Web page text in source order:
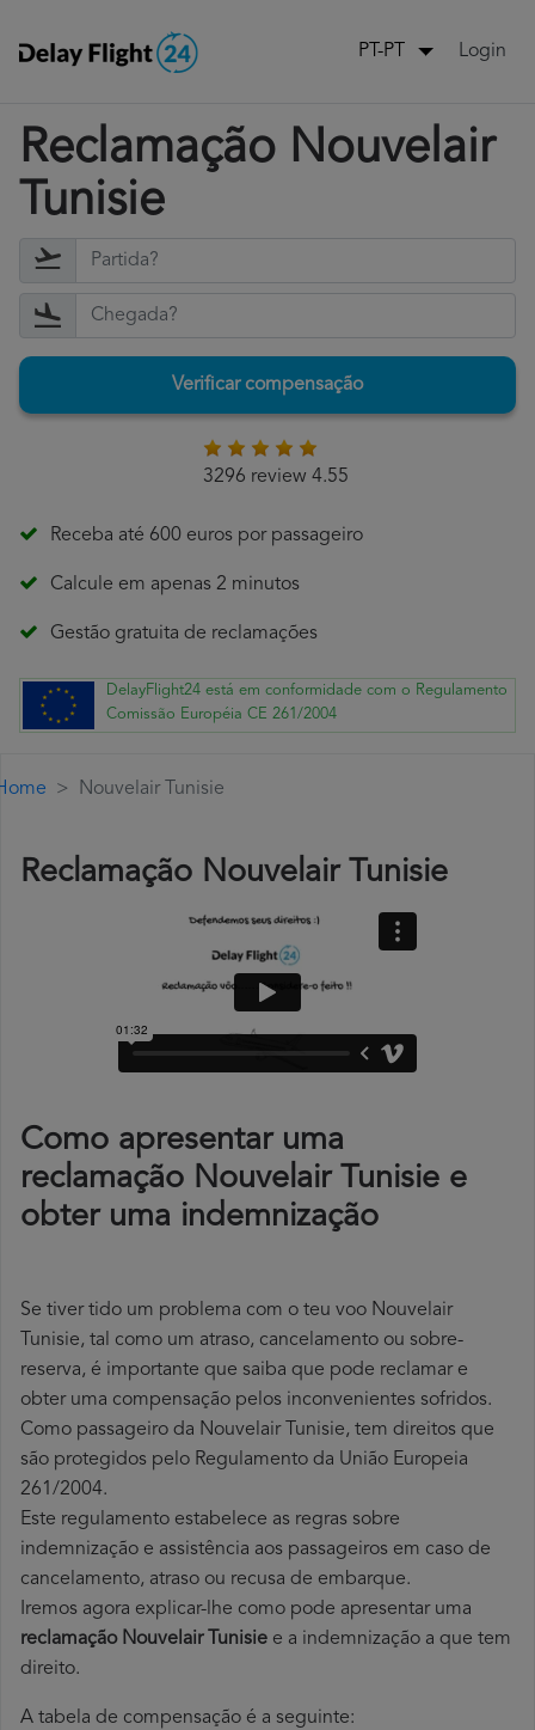
PT-PT Login
Reclamação Nouvelair
Tunisie
Verificar compensação
3296 review 4.55
Receba até 600 euros por passageiro
Calcule em apenas 2 minutos
Gestão gratuita de reclamações
DelayFlight24 está em conformidade com o Regulamento
Comissão Européia CE 261/2004
Nouvelair Tunisie
Reclamação Nouvelair Tunisie
Como apresentar uma
reclamação Nouvelair Tunisie e
obter uma indemnização
Se tiver tido um problema com o teu voo Nouvelair
Tunisie, tal como um atraso, cancelamento ou sobre-
reserva, é importante que saiba que pode reclamar e
obter uma compensação pelos inconvenientes sofridos.
Como passageiro da Nouvelair Tunisie, tem direitos que
são protegidos pelo Regulamento da União Europeia
261/2004.
Este regulamento estabelece as regras sobre
indemnização e assistência aos passageiros em caso de
cancelamento, atraso ou recusa de embarque.
Iremos agora explicar-lhe como pode apresentar uma
reclamação Nouvelair Tunisie e a indemnização a que tem
direito.
A tabela de compensação é a seguinte: